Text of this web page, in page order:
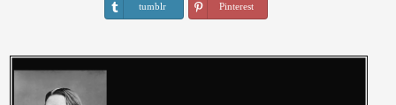
tumblr Pinterest